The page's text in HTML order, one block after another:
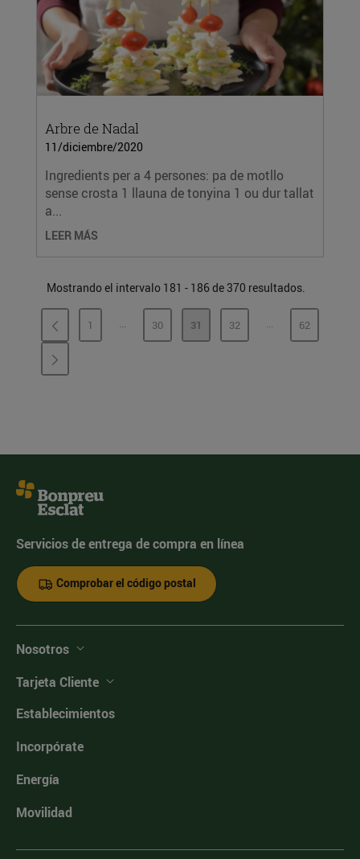
Arbre de Nadal
11/diciembre/2020
Ingredients per a 4 persones: pa de motllo
sense crosta 1 llauna de tonyina 1 ou dur tallat
a...
LEER MÁS
Mostrando el intervalo 181 - 186 de 370 resultados.
PÁGINA
1 ...PÁGINAS INTERMEDIAS
PÁGINA
30 PÁGINA
31 PÁGINA
32 ...PÁGINASPÁGINA
62
Servicios de entrega de compra en línea
Comprobar el código postal
Nosotros
Tarjeta Cliente
Establecimientos
Incorpórate
Energía
Movilidad